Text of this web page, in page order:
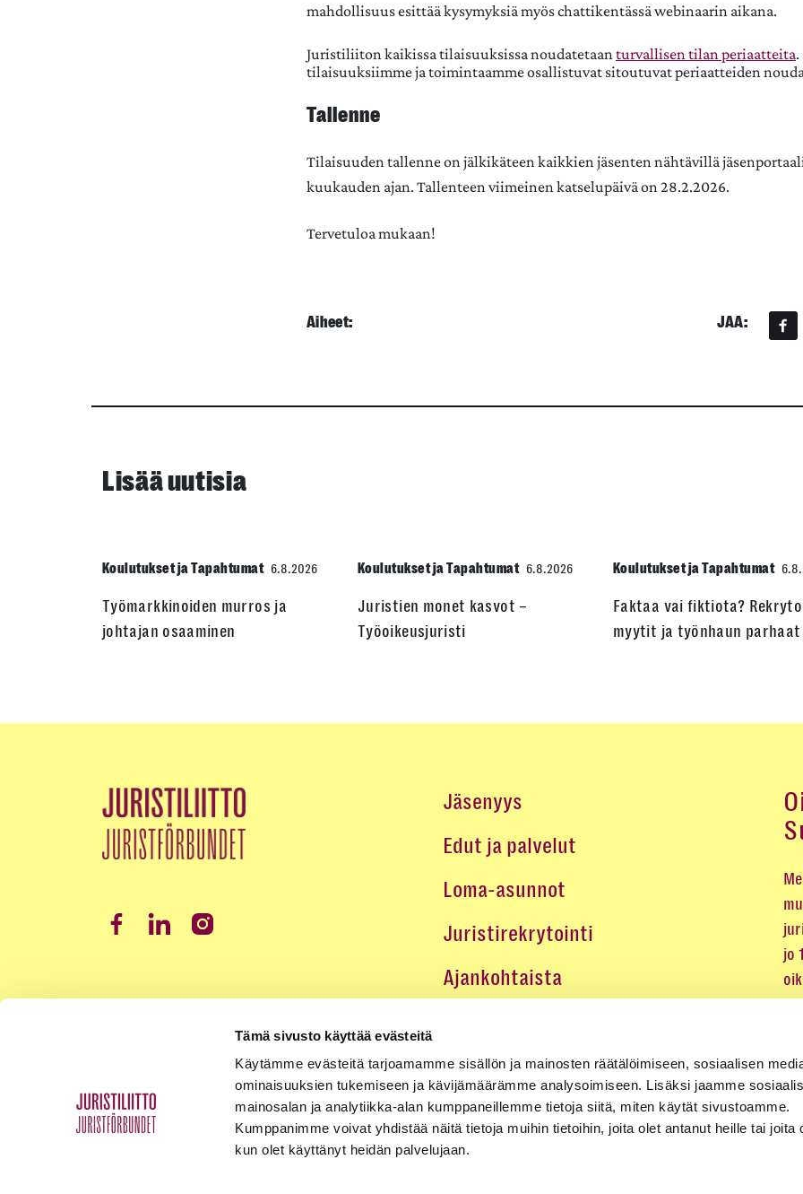
Tämä sivusto käyttää evästeitä
Käytämme evästeitä tarjoamamme sisällön ja mainosten räätälöimiseen, sosiaalisen
ominaisuuksien tukemiseen ja kävijämäärämme analysoimiseen. Lisäksi jaamme
mainosalan ja analytiikka-alan kumppaneillemme tietoja siitä, miten käytät sivustoamme.
Kumppanimme voivat yhdistää näitä tietoja muihin tietoihin, joita olet antanut heille tai joita
kun olet käyttänyt heidän palvelujaan.
mahdollisuus esittää kysymyksiä myös chattikentässä webinaarin aikana.
Juristiliiton kaikissa tilaisuuksissa noudatetaanturvallisen tilan periaatteita
tilaisuuksiimme ja toimintaamme osallistuvat sitoutuvat periaatteiden
Tallenne
Tilaisuuden tallenne on jälkikäteen kaikkien jäsenten nähtävillä
kuukauden ajan. Tallenteen viimeinen katselupäivä on 28.2.2026.
Tervetuloa mukaan!
Aiheet: JAA:
Lisää uutisia
Koulutukset ja Tapahtumat 6.8.2026
Työmarkkinoiden murros ja
johtajan osaaminen
Koulutukset ja Tapahtumat 6.8.2026
Juristien monet kasvot –
Työoikeusjuristi
Koulutukset ja Tapahtumat
Faktaa vai fiktiota?
myytit ja työnhaun
Jäsenyys
Edut ja palvelut
Loma-asunnot
Juristirekrytointi
Ajankohtaista
Koulutukset ja tapahtumat
Yhteystiedot
jo